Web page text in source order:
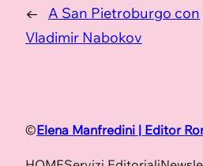
←
A San Pietroburgo con
Vladimir Nabokov
©Elena Manfredini | Editor